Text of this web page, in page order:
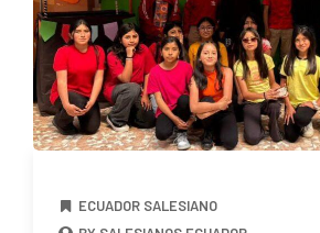
ECUADOR SALESIANO